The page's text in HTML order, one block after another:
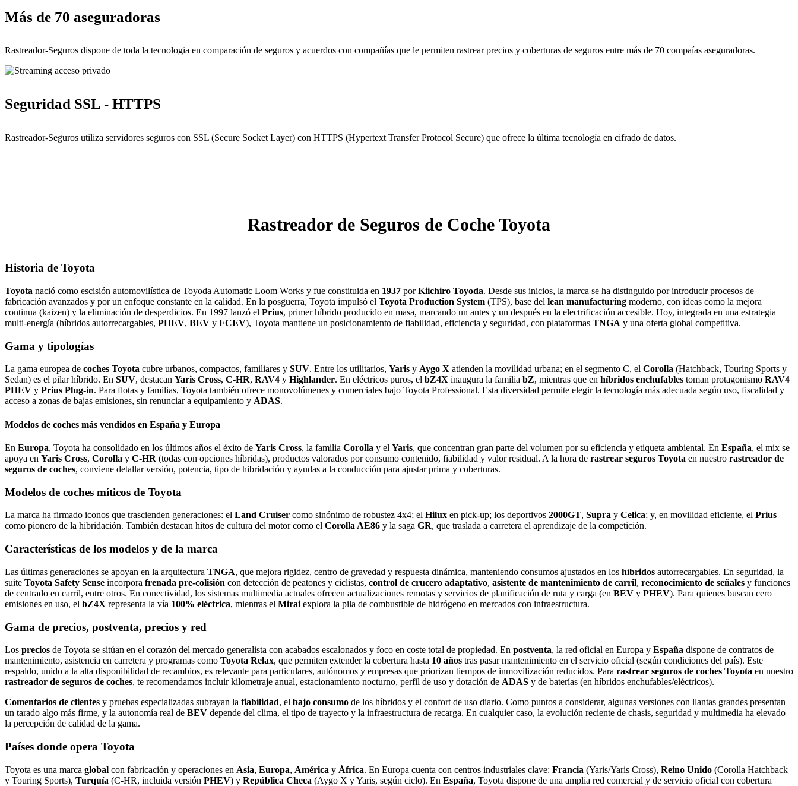
Más de 70 aseguradoras
Rastreador-Seguros dispone de toda la tecnologia en comparación de seguros y acuerdos con compañías que le permiten rastrear precios y coberturas de seguros entre más de 70 compaías aseguradoras.
Seguridad SSL - HTTPS
Rastreador-Seguros utiliza servidores seguros con SSL (Secure Socket Layer) con HTTPS (Hypertext Transfer Protocol Secure) que ofrece la última tecnología en cifrado de datos.
Rastreador de Seguros de Coche Toyota
Historia de Toyota
Toyota nació como escisión automovilística de Toyoda Automatic Loom Works y fue constituida en 1937 porKiichiro Toyoda. Desde sus inicios, la marca se ha distinguido por introducir procesos de
fabricación avanzados y por un enfoque constante en la calidad. En la posguerra, Toyota impulsó el Toyota Production System (TPS), base del lean manufacturing moderno, con ideas como la mejora
continua (kaizen) y la eliminación de desperdicios. En 1997 lanzó el Prius, primer híbrido producido en masa, marcando un antes y un después en la electrificación accesible. Hoy, integrada en una estrategia
multi‑energía (híbridos autorrecargables, PHEV, BEV y FCEV), Toyota mantiene un posicionamiento de fiabilidad, eficiencia y seguridad, con plataformas TNGA y una oferta global competitiva.
Gama y tipologías
La gama europea de coches Toyota cubre urbanos, compactos, familiares y SUV. Entre los utilitarios, Yaris y Aygo X atienden la movilidad urbana; en el segmento C, el Corolla (Hatchback, Touring Sports y
Sedan) es el pilar híbrido. En SUV, destacan Yaris Cross, C‑HR, RAV4 y Highlander. En eléctricos puros, el bZ4X inaugura la familia bZ, mientras que en híbridos enchufables toman protagonismo RAV4
PHEV y Prius Plug‑in. Para flotas y familias, Toyota también ofrece monovolúmenes y comerciales bajo Toyota Professional. Esta diversidad permite elegir la tecnología más adecuada según uso, fiscalidad y
acceso a zonas de bajas emisiones, sin renunciar a equipamiento y ADAS.
Modelos de coches más vendidos en España y Europa
En Europa, Toyota ha consolidado en los últimos años el éxito de Yaris Cross, la familia Corolla y el Yaris, que concentran gran parte del volumen por su eficiencia y etiqueta ambiental. En España, el mix se
apoya en Yaris Cross, Corolla y C‑HR (todas con opciones híbridas), productos valorados por consumo contenido, fiabilidad y valor residual. A la hora de rastrear seguros Toyota en nuestro rastreador de
seguros de coches, conviene detallar versión, potencia, tipo de hibridación y ayudas a la conducción para ajustar prima y coberturas.
Modelos de coches míticos de Toyota
La marca ha firmado iconos que trascienden generaciones: el Land Cruiser como sinónimo de robustez 4x4; el Hilux en pick‑up; los deportivos 2000GT, Supra y Celica; y, en movilidad eficiente, el Prius
como pionero de la hibridación. También destacan hitos de cultura del motor como el Corolla AE86 y la saga GR, que traslada a carretera el aprendizaje de la competición.
Características de los modelos y de la marca
Las últimas generaciones se apoyan en la arquitectura TNGA, que mejora rigidez, centro de gravedad y respuesta dinámica, manteniendo consumos ajustados en los híbridos autorrecargables. En seguridad, la
suite Toyota Safety Sense incorpora frenada pre‑colisión con detección de peatones y ciclistas, control de crucero adaptativo, asistente de mantenimiento de carril, reconocimiento de señales y funciones
de centrado en carril, entre otros. En conectividad, los sistemas multimedia actuales ofrecen actualizaciones remotas y servicios de planificación de ruta y carga (en BEV y PHEV). Para quienes buscan cero
emisiones en uso, el bZ4X representa la vía 100% eléctrica, mientras el Mirai explora la pila de combustible de hidrógeno en mercados con infraestructura.
Gama de precios, postventa, precios y red
Los precios de Toyota se sitúan en el corazón del mercado generalista con acabados escalonados y foco en coste total de propiedad. En postventa, la red oficial en Europa y España dispone de contratos de
mantenimiento, asistencia en carretera y programas como Toyota Relax, que permiten extender la cobertura hasta 10 años tras pasar mantenimiento en el servicio oficial (según condiciones del país). Este
respaldo, unido a la alta disponibilidad de recambios, es relevante para particulares, autónomos y empresas que priorizan tiempos de inmovilización reducidos. Para rastrear seguros de coches Toyota en nuestro
rastreador de seguros de coches, te recomendamos incluir kilometraje anual, estacionamiento nocturno, perfil de uso y dotación de ADAS y de baterías (en híbridos enchufables/eléctricos).
Comentarios de clientes y pruebas especializadas subrayan la fiabilidad, el bajo consumo de los híbridos y el confort de uso diario. Como puntos a considerar, algunas versiones con llantas grandes presentan
un tarado algo más firme, y la autonomía real de BEV depende del clima, el tipo de trayecto y la infraestructura de recarga. En cualquier caso, la evolución reciente de chasis, seguridad y multimedia ha elevado
la percepción de calidad de la gama.
Países donde opera Toyota
Toyota es una marca global con fabricación y operaciones en Asia, Europa, América y África. En Europa cuenta con centros industriales clave: Francia (Yaris/Yaris Cross), Reino Unido (Corolla Hatchback
y Touring Sports), Turquía (C‑HR, incluida versión PHEV) y República Checa (Aygo X y Yaris, según ciclo). En España, Toyota dispone de una amplia red comercial y de servicio oficial con cobertura